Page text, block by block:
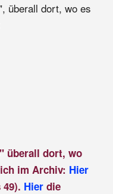
überall dort, wo es
überall dort, wo
im Archiv: Hier
Hierdie